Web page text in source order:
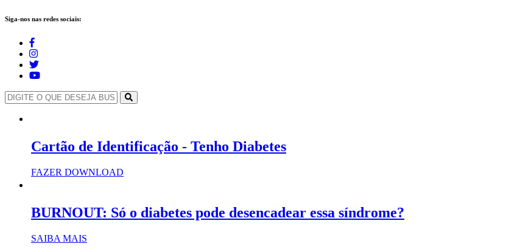
Siga-nos nas redes sociais:
Cartão de Identificação - Tenho Diabetes
FAZER DOWNLOAD
BURNOUT: Só o diabetes pode desencadear essa síndrome?
SAIBA MAIS